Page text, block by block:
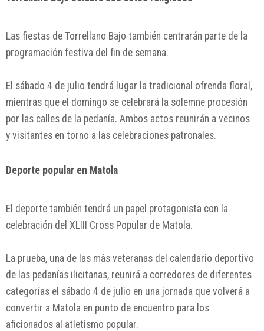
Las fiestas de Torrellano Bajo también centrarán parte de la
programación festiva del fin de semana.
El sábado 4 de julio tendrá lugar la tradicional ofrenda floral,
mientras que el domingo se celebrará la solemne procesión
por las calles de la pedanía. Ambos actos reunirán a vecinos
y visitantes en torno a las celebraciones patronales.
Deporte popular en Matola
El deporte también tendrá un papel protagonista con la
celebración del XLIII Cross Popular de Matola.
La prueba, una de las más veteranas del calendario deportivo
de las pedanías ilicitanas, reunirá a corredores de diferentes
categorías el sábado 4 de julio en una jornada que volverá a
convertir a Matola en punto de encuentro para los
aficionados al atletismo popular.